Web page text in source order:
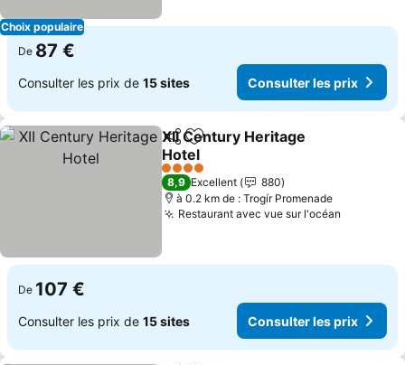
Choix populaire
De 87 €
Consulter les prix de 15 sites Consulter les prix
PartagerAjouter à mes favoris
XII Century Heritage
Hotel
4 Étoiles
8,9 Excellent
880
à 0.2 km de : Trogír Promenade
Restaurant avec vue sur l'océan
De 107 €
Consulter les prix de 15 sites Consulter les prix